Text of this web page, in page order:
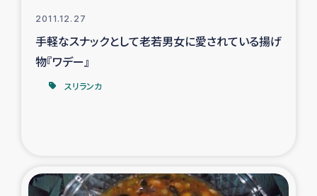
2011.12.27
手軽なスナックとして老若男女に愛されている揚げ
物『ワデー』
スリランカ